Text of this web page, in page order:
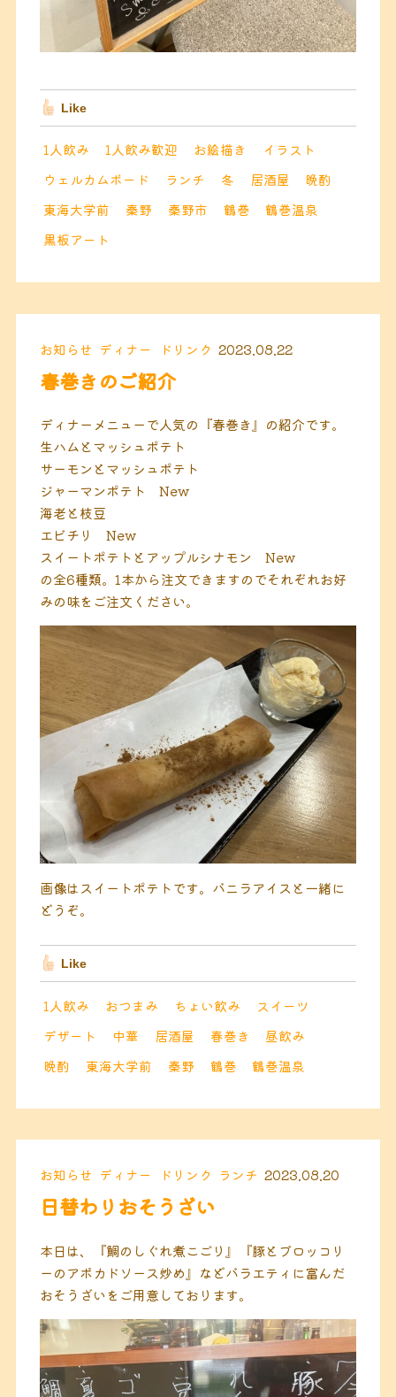
Like
1人飲み 1人飲み歓迎 お絵描き
イラスト
ウェルカムボード
ランチ 冬 居酒屋
晩酌
東海大学前
秦野 秦野市 鶴巻
鶴巻温泉
黒板アート
お知らせ ディナー ドリンク 2023.08.22
春巻きのご紹介
ディナーメニューで人気の『春巻き』の紹介です。
生ハムとマッシュポテト
サーモンとマッシュポテト
ジャーマンポテト New
海老と枝豆
エビチリ New
スイートポテトとアップルシナモン New
の全6種類。1本から注文できますのでそれぞれお好
みの味をご注文ください。
画像はスイートポテトです。バニラアイスと一緒に
どうぞ。
Like
1人飲み おつまみ ちょい飲み
スイーツ
デザート
中華 居酒屋 春巻き
昼飲み
晩酌
東海大学前 秦野 鶴巻 鶴巻温泉
お知らせ ディナー ドリンク ランチ 2023.08.20
日替わりおそうざい
本日は、『鯛のしぐれ煮こごり』『豚とブロッコリ
ーのアボカドソース炒め』などバラエティに富んだ
おそうざいをご用意しております。